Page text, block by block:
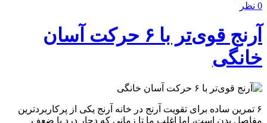
0 نظر
آرنج قوی‌تر با ۶ حرکت آسان
خانگی
۶ تمرین ساده برای تقویت آرنج در خانه آرنج یکی از پرکاربردترین
مفاصل بدن است، اما اغلب ما تا زمانی که دچار درد یا ضعف